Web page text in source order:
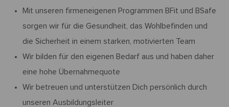
Mit unseren firmeneigenen Programmen BFit und BSafe
sorgen wir für die Gesundheit, das Wohlbefinden und
die Sicherheit in einem starken, motivierten Team
Wir bilden für den eigenen Bedarf aus und haben daher
eine hohe Übernahmequote
Wir betreuen und unterstützen Dich persönlich durch
unseren Ausbildungsleiter